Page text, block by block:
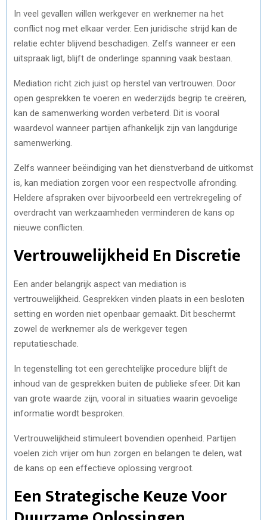
In veel gevallen willen werkgever en werknemer na het
conflict nog met elkaar verder. Een juridische strijd kan de
relatie echter blijvend beschadigen. Zelfs wanneer er een
uitspraak ligt, blijft de onderlinge spanning vaak bestaan.
Mediation richt zich juist op herstel van vertrouwen. Door
open gesprekken te voeren en wederzijds begrip te creëren,
kan de samenwerking worden verbeterd. Dit is vooral
waardevol wanneer partijen afhankelijk zijn van langdurige
samenwerking.
Zelfs wanneer beëindiging van het dienstverband de uitkomst
is, kan mediation zorgen voor een respectvolle afronding.
Heldere afspraken over bijvoorbeeld een vertrekregeling of
overdracht van werkzaamheden verminderen de kans op
nieuwe conflicten.
Vertrouwelijkheid En Discretie
Een ander belangrijk aspect van mediation is
vertrouwelijkheid. Gesprekken vinden plaats in een besloten
setting en worden niet openbaar gemaakt. Dit beschermt
zowel de werknemer als de werkgever tegen
reputatieschade.
In tegenstelling tot een gerechtelijke procedure blijft de
inhoud van de gesprekken buiten de publieke sfeer. Dit kan
van grote waarde zijn, vooral in situaties waarin gevoelige
informatie wordt besproken.
Vertrouwelijkheid stimuleert bovendien openheid. Partijen
voelen zich vrijer om hun zorgen en belangen te delen, wat
de kans op een effectieve oplossing vergroot.
Een Strategische Keuze Voor